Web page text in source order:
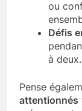
ou
Défis
à deux.
Pense
attentionnés